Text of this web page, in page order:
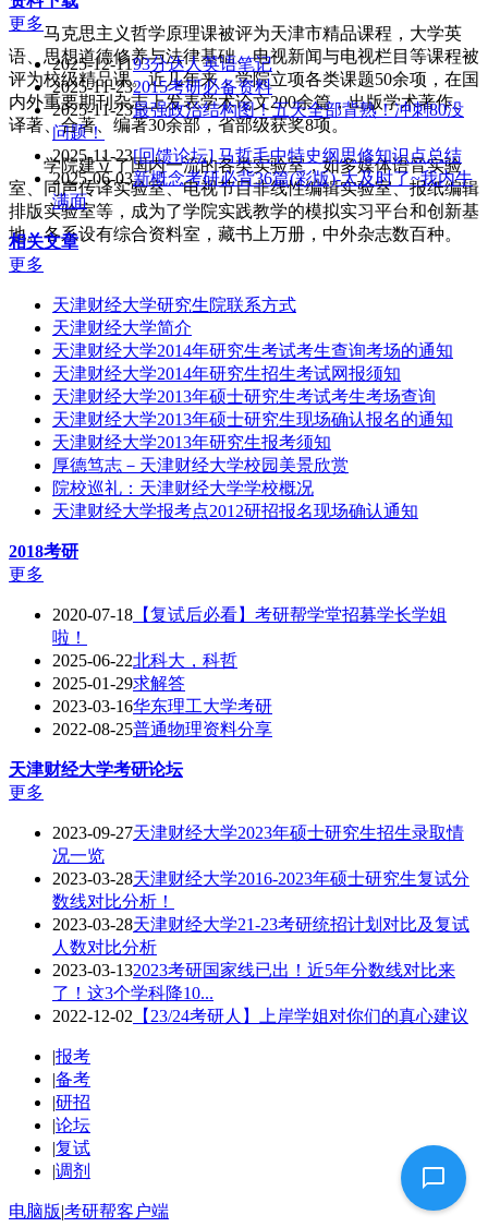
马克思主义哲学原理课被评为天津市精品课程，大学英
语、思想道德修养与法律基础、电视新闻与电视栏目等课程被
评为校级精品课。近几年来，学院立项各类课题50余项，在国
内外重要期刊杂志上发表学术论文200余篇，出版学术著作、
译著、合著、编著30余部，省部级获奖8项。
学院建立了国内一流的各类实验室，如多媒体语音实验
室、同声传译实验室、电视节目非线性编辑实验室、报纸编辑
排版实验室等，成为了学院实践教学的模拟实习平台和创新基
地。各系设有综合资料室，藏书上万册，中外杂志数百种。
更多
2025-12-1193分达人英语笔记
2025-11-232015考研必备资料
2025-11-23最强政治结构图！五天全部背熟！冲刺80没
问题！
2025-11-23[回馈论坛] 马哲毛中特史纲思修知识点总结
2025-06-03新概念考研必背36篇(彩版)-太及时了~我内牛
满面
相关文章
更多
天津财经大学研究生院联系方式
天津财经大学简介
天津财经大学2014年研究生考试考生查询考场的通知
天津财经大学2014年研究生招生考试网报须知
天津财经大学2013年硕士研究生考试考生考场查询
天津财经大学2013年硕士研究生现场确认报名的通知
天津财经大学2013年研究生报考须知
厚德笃志－天津财经大学校园美景欣赏
院校巡礼：天津财经大学学校概况
天津财经大学报考点2012研招报名现场确认通知
2018考研
更多
2020-07-18 【复试后必看】考研帮学堂招募学长学姐
啦！
2025-06-22北科大，科哲
2025-01-29求解答
2023-03-16华东理工大学考研
2022-08-25普通物理资料分享
天津财经大学考研论坛
更多
2023-09-27天津财经大学2023年硕士研究生招生录取情
况一览
2023-03-28天津财经大学2016-2023年硕士研究生复试分
数线对比分析！
2023-03-28天津财经大学21-23考研统招计划对比及复试
人数对比分析
2023-03-132023考研国家线已出！近5年分数线对比来
了！这3个学科降10...
2022-12-02 【23/24考研人】上岸学姐对你们的真心建议
|报考
|备考
|研招
|论坛
|复试
|调剂
电脑版|考研帮客户端